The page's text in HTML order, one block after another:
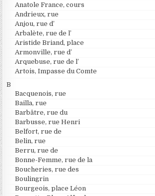
Anatole France, cours
Andrieux, rue
Anjou, rue d’
Arbalète, rue de l’
Aristide Briand, place
Armonville, rue d’
Arquebuse, rue de l’
Artois, Impasse du Comte
B
Bacquenois, rue
Bailla, rue
Barbâtre, rue du
Barbusse, rue Henri
Belfort, rue de
Belin, rue
Berru, rue de
Bonne-Femme, rue de la
Boucheries, rue des
Boulingrin
Bourgeois, place Léon